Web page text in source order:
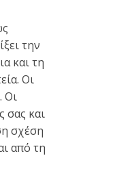
την
και τη
Οι
Οι
σας και
σχέση
από τη